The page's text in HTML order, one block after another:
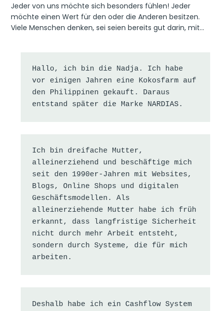
Jeder von uns möchte sich besonders fühlen! Jeder
möchte einen Wert für den oder die Anderen besitzen.
Viele Menschen denken, sei seien bereits gut darin, mit…
Hallo, ich bin die Nadja. Ich habe
vor einigen Jahren eine Kokosfarm auf
den Philippinen gekauft. Daraus
entstand später die Marke NARDIAS.
Ich bin dreifache Mutter,
alleinerziehend und beschäftige mich
seit den 1990er-Jahren mit Websites,
Blogs, Online Shops und digitalen
Geschäftsmodellen. Als
alleinerziehende Mutter habe ich früh
erkannt, dass langfristige Sicherheit
nicht durch mehr Arbeit entsteht,
sondern durch Systeme, die für mich
arbeiten.
Deshalb habe ich ein Cashflow System